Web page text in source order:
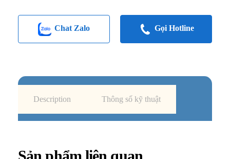
Chat Zalo Gọi Hotline
Description Thông số kỹ thuật
Sản phẩm liên quan